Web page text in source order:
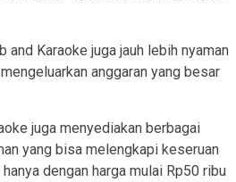
and Karaoke juga jauh lebih nyaman
anggaran yang besar
juga menyediakan berbagai
yang bisa melengkapi keseruan
dengan harga mulai Rp50 ribu